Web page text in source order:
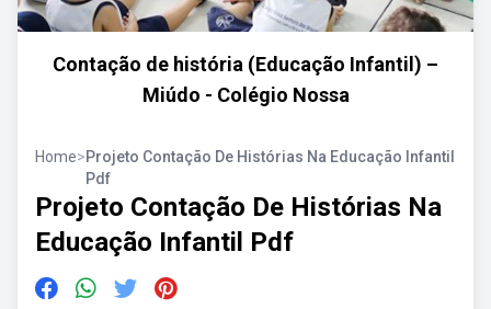
Contação de história (Educação Infantil) –
Miúdo - Colégio Nossa
Home>Projeto Contação De Histórias Na Educação Infantil
Pdf
Projeto Contação De Histórias Na
Educação Infantil Pdf